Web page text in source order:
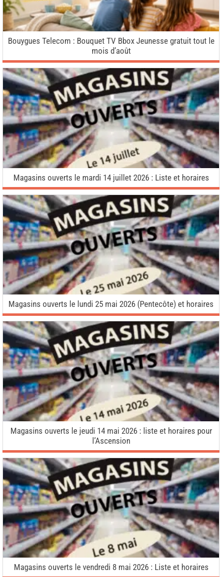
Bouygues Telecom : Bouquet TV Bbox Jeunesse gratuit tout le
mois d’août
Magasins ouverts le mardi 14 juillet 2026 : Liste et horaires
Magasins ouverts le lundi 25 mai 2026 (Pentecôte) et horaires
Magasins ouverts le jeudi 14 mai 2026 : liste et horaires pour
l’Ascension
Magasins ouverts le vendredi 8 mai 2026 : Liste et horaires